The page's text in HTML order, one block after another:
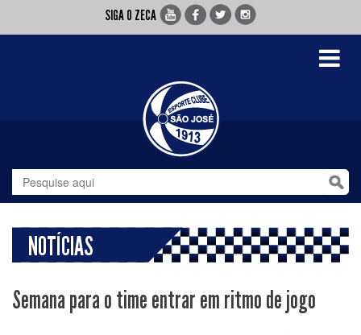
SIGA O ZECA
Toggle
NOTÍCIAS
Semana para o time entrar em ritmo de jogo